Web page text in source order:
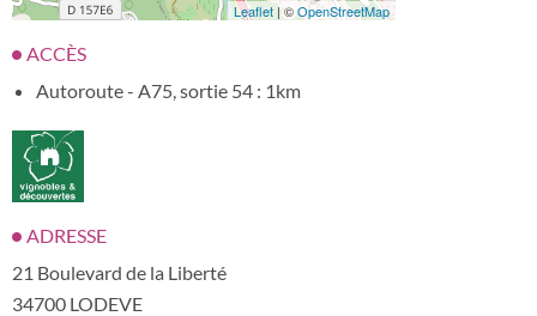
Leaflet | ©OpenStreetMap
ACCÈS
Autoroute - A75, sortie 54 : 1km
ADRESSE
21 Boulevard de la Liberté
34700 LODEVE